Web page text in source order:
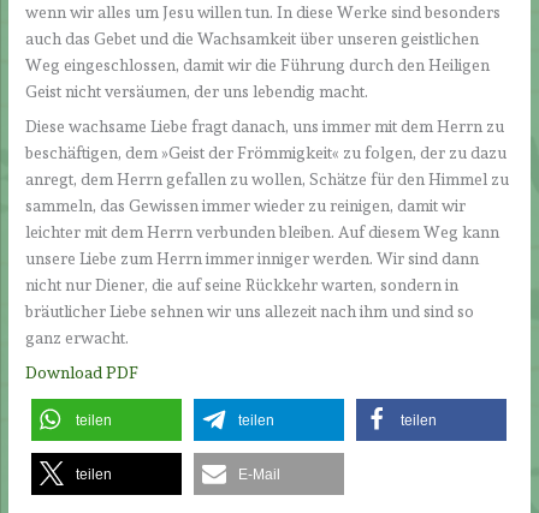
wenn wir alles um Jesu willen tun. In diese Werke sind besonders
auch das Gebet und die Wachsamkeit über unseren geistlichen
Weg eingeschlossen, damit wir die Führung durch den Heiligen
Geist nicht versäumen, der uns lebendig macht.
Diese wachsame Liebe fragt danach, uns immer mit dem Herrn zu
beschäftigen, dem »Geist der Frömmigkeit« zu folgen, der zu dazu
anregt, dem Herrn gefallen zu wollen, Schätze für den Himmel zu
sammeln, das Gewissen immer wieder zu reinigen, damit wir
leichter mit dem Herrn verbunden bleiben. Auf diesem Weg kann
unsere Liebe zum Herrn immer inniger werden. Wir sind dann
nicht nur Diener, die auf seine Rückkehr warten, sondern in
bräutlicher Liebe sehnen wir uns allezeit nach ihm und sind so
ganz erwacht.
Download PDF
teilen teilen teilen
teilen E-Mail